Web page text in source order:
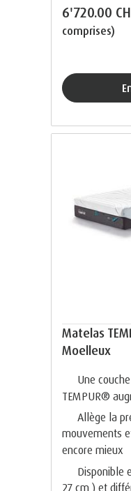
6'720.00
comprises)
Matelas
Moelleux
Une
TEMPUR®
Allège la
mouvements
encore mieux
Disponible
27 cm ) et